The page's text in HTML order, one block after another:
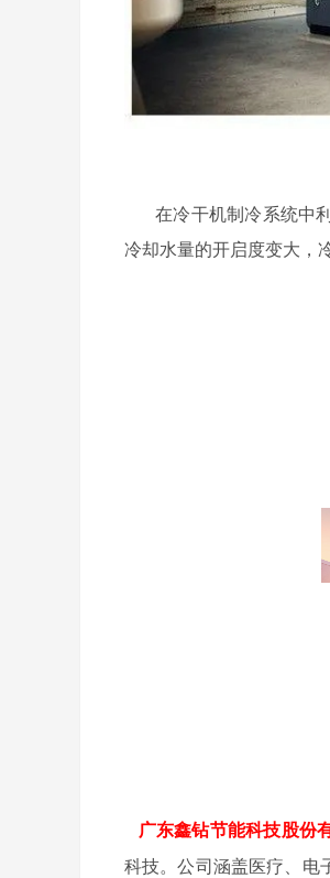
在冷干机制冷系统中
冷却水量的开启度变大，
广东鑫钻节能科技股份
科技。公司涵盖医疗、电